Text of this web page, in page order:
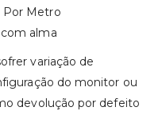
Por Metro
alma
variação de
do monitor ou
devolução por defeito